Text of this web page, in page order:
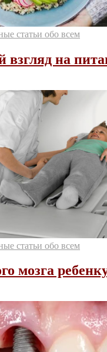
статьи обо всем
взгляд на
статьи обо всем
мозга